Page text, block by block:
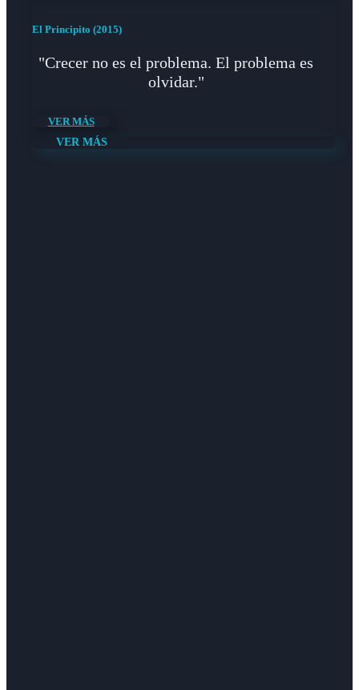
El Principito (2015)
"Crecer no es el problema. El problema es
olvidar."
VER MÁS
VER MÁS